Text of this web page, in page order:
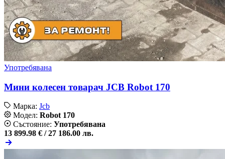
Употребявана
Мини колесен товарач JCB Robot 170
Марка: Jcb
Модел: Robot 170
Състояние: Употребявана
13 899.98 € / 27 186.00 лв.